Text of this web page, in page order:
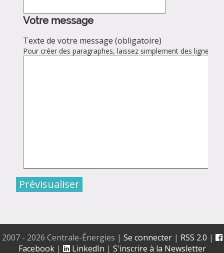
Votre message
Texte de votre message (obligatoire)
Pour créer des paragraphes, laissez simplement des lignes
2007 - 2026 Centrale-Énergies | Se connecter| RSS 2.0 |
Facebook| LinkedIn | S'inscrire à la Newsletter